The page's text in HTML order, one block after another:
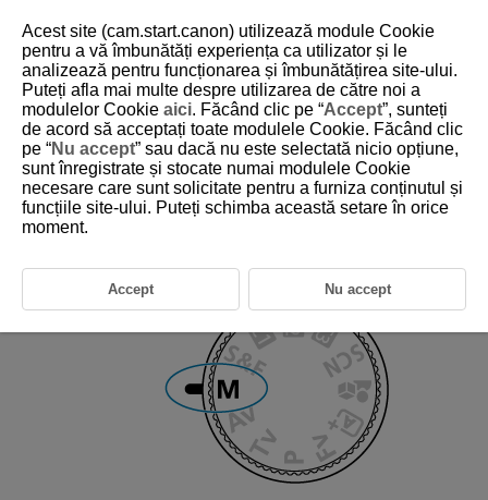
D388-039
Film expunere manuală
Puteţi seta timpul de expunere, diafragma şi valoarea ISO dorite pentru
filme.
Selectaţi modul de înregistrare la [ ].
Acest site (cam.start.canon) utilizează module Cookie
pentru a vă îmbunătăți experiența ca utilizator și le
analizează pentru funcționarea și îmbunătățirea site-ului.
Puteți afla mai multe despre utilizarea de către noi a
modulelor Cookie aici. Făcând clic pe “Accept”, sunteți
de acord să acceptați toate modulele Cookie. Făcând clic
pe “Nu accept” sau dacă nu este selectată nicio opțiune,
sunt înregistrate și stocate numai modulele Cookie
necesare care sunt solicitate pentru a furniza conținutul și
funcțiile site-ului. Puteți schimba această setare în orice
moment.
Accept Nu accept